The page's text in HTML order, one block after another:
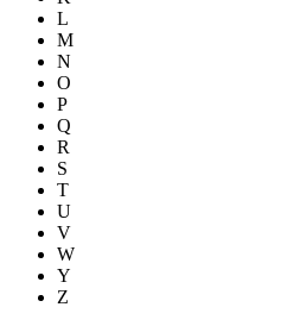
L
M
N
O
P
Q
R
S
T
U
V
W
Y
Z